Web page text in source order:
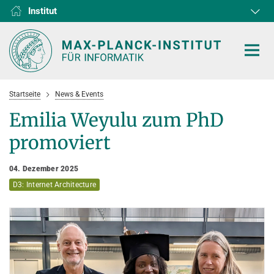
Institut
D1
D2
D3
D4
D5
D6
RG1
RG2
RG3
HOME
FORSCHUNG
ABTEILUNGEN
Algorithms and Complexity
D2 Computer Vision and Machine Learning
Internet Architecture
KOOPERATIONEN
FORSCHUNG
Computer Science at Max Planck
NEWS & EVENTS
AKTUELLES
PERSONEN
Startseite News & Events
Emilia Weyulu zum PhD
promoviert
04. Dezember 2025
D3: Internet Architecture